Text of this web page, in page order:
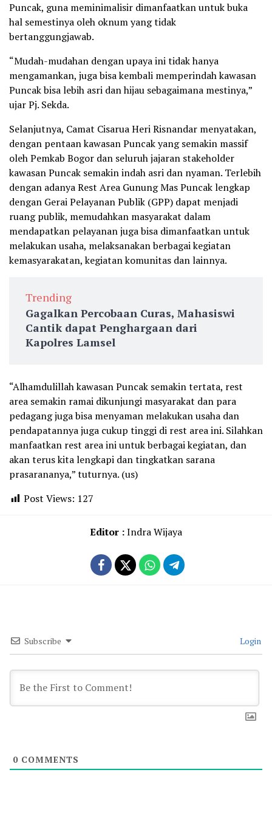
Puncak, guna meminimalisir dimanfaatkan untuk buka
hal semestinya oleh oknum yang tidak
bertanggungjawab.
“Mudah-mudahan dengan upaya ini tidak hanya
mengamankan, juga bisa kembali memperindah kawasan
Puncak bisa lebih asri dan hijau sebagaimana mestinya,”
ujar Pj. Sekda.
Selanjutnya, Camat Cisarua Heri Risnandar menyatakan,
dengan pentaan kawasan Puncak yang semakin massif
oleh Pemkab Bogor dan seluruh jajaran stakeholder
kawasan Puncak semakin indah asri dan nyaman. Terlebih
dengan adanya Rest Area Gunung Mas Puncak lengkap
dengan Gerai Pelayanan Publik (GPP) dapat menjadi
ruang publik, memudahkan masyarakat dalam
mendapatkan pelayanan juga bisa dimanfaatkan untuk
melakukan usaha, melaksanakan berbagai kegiatan
kemasyarakatan, kegiatan komunitas dan lainnya.
Trending
Gagalkan Percobaan Curas, Mahasiswi
Cantik dapat Penghargaan dari
Kapolres Lamsel
“Alhamdulillah kawasan Puncak semakin tertata, rest
area semakin ramai dikunjungi masyarakat dan para
pedagang juga bisa menyaman melakukan usaha dan
pendapatannya juga cukup tinggi di rest area ini. Silahkan
manfaatkan rest area ini untuk berbagai kegiatan, dan
akan terus kita lengkapi dan tingkatkan sarana
prasarananya,” tuturnya. (us)
Post Views: 127
Editor :Indra Wijaya
Subscribe Login
0 COMMENTS